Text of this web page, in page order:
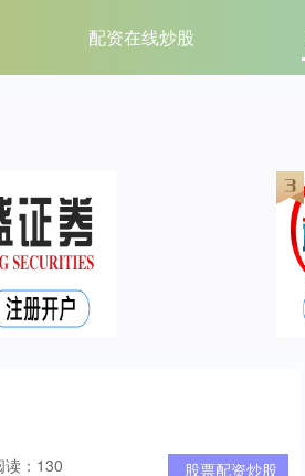
配资在线炒股
股票配资炒股
读：130